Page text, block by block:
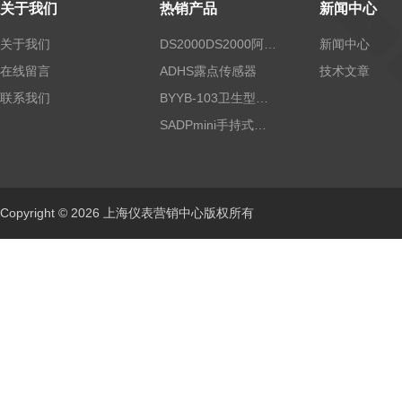
关于我们
关于我们
在线留言
联系我们
热销产品
ADHS露点传感器
新闻中心
新闻中心
技术文章
Copyright © 2026 上海仪表营销中心版权所有